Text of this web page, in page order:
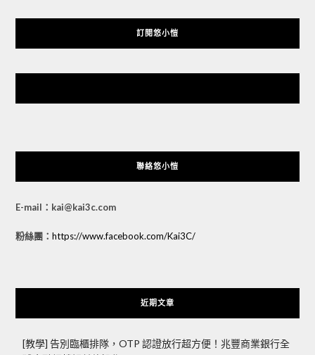
訂閱悠小愷
聯絡悠小愷
E-mail：kai@kai3c.com
粉絲團： https://www.facebook.com/Kai3C/
近期文章
[教學] 告別臨櫃排隊，OTP 認證放行超方便！兆豐商業銀行全